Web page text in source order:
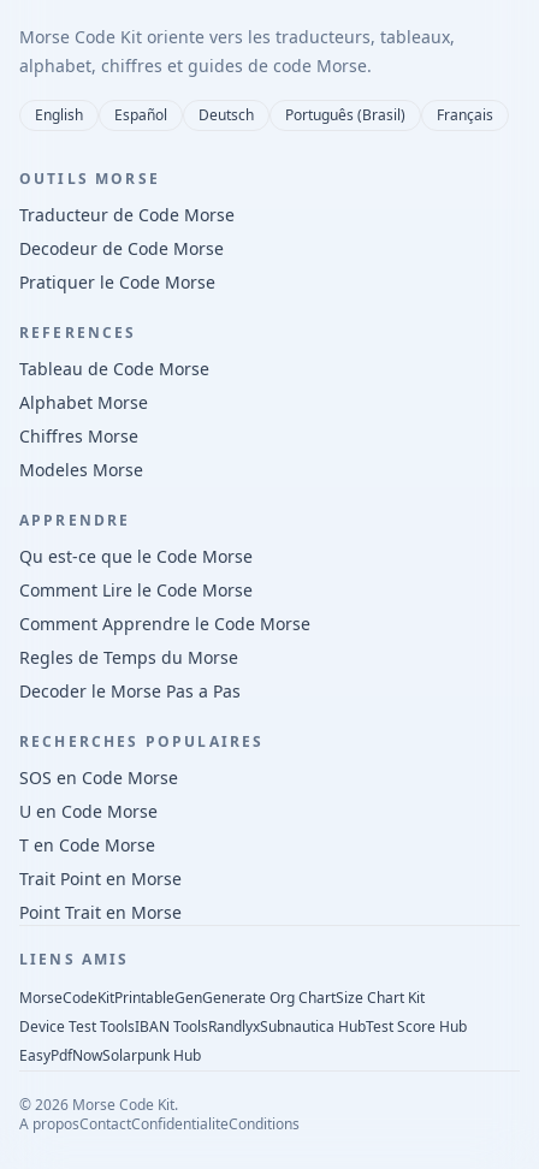
Morse Code Kit oriente vers les traducteurs, tableaux,
alphabet, chiffres et guides de code Morse.
English Español Deutsch Português (Brasil) Français
OUTILS MORSE
Traducteur de Code Morse
Decodeur de Code Morse
Pratiquer le Code Morse
REFERENCES
Tableau de Code Morse
Alphabet Morse
Chiffres Morse
Modeles Morse
APPRENDRE
Qu est-ce que le Code Morse
Comment Lire le Code Morse
Comment Apprendre le Code Morse
Regles de Temps du Morse
Decoder le Morse Pas a Pas
RECHERCHES POPULAIRES
SOS en Code Morse
U en Code Morse
T en Code Morse
Trait Point en Morse
Point Trait en Morse
LIENS AMIS
MorseCodeKitPrintableGenGenerate Org ChartSize Chart Kit
Device Test ToolsIBAN ToolsRandlyxSubnautica HubTest Score Hub
EasyPdfNowSolarpunk Hub
©2026 Morse Code Kit.
A proposContactConfidentialiteConditions